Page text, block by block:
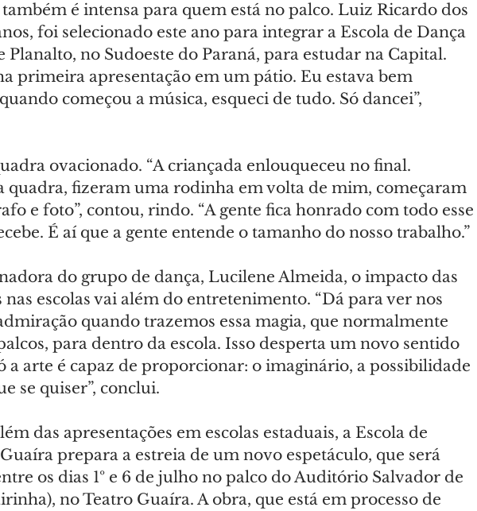
é intensa para quem está no palco. Luiz Ricardo dos
foi selecionado este ano para integrar a Escola de Dança
Planalto, no Sudoeste do Paraná, para estudar na Capital.
primeira apresentação em um pátio. Eu estava bem
começou a música, esqueci de tudo. Só dancei”,
ovacionado. “A criançada enlouqueceu no final.
quadra, fizeram uma rodinha em volta de mim, começaram
e foto”, contou, rindo. “A gente fica honrado com todo esse
É aí que a gente entende o tamanho do nosso trabalho.”
do grupo de dança, Lucilene Almeida, o impacto das
nas escolas vai além do entretenimento. “Dá para ver nos
quando trazemos essa magia, que normalmente
para dentro da escola. Isso desperta um novo sentido
a arte é capaz de proporcionar: o imaginário, a possibilidade
se quiser”, conclui.
das apresentações em escolas estaduais, a Escola de
prepara a estreia de um novo espetáculo, que será
os dias 1º e 6 de julho no palco do Auditório Salvador de
no Teatro Guaíra. A obra, que está em processo de